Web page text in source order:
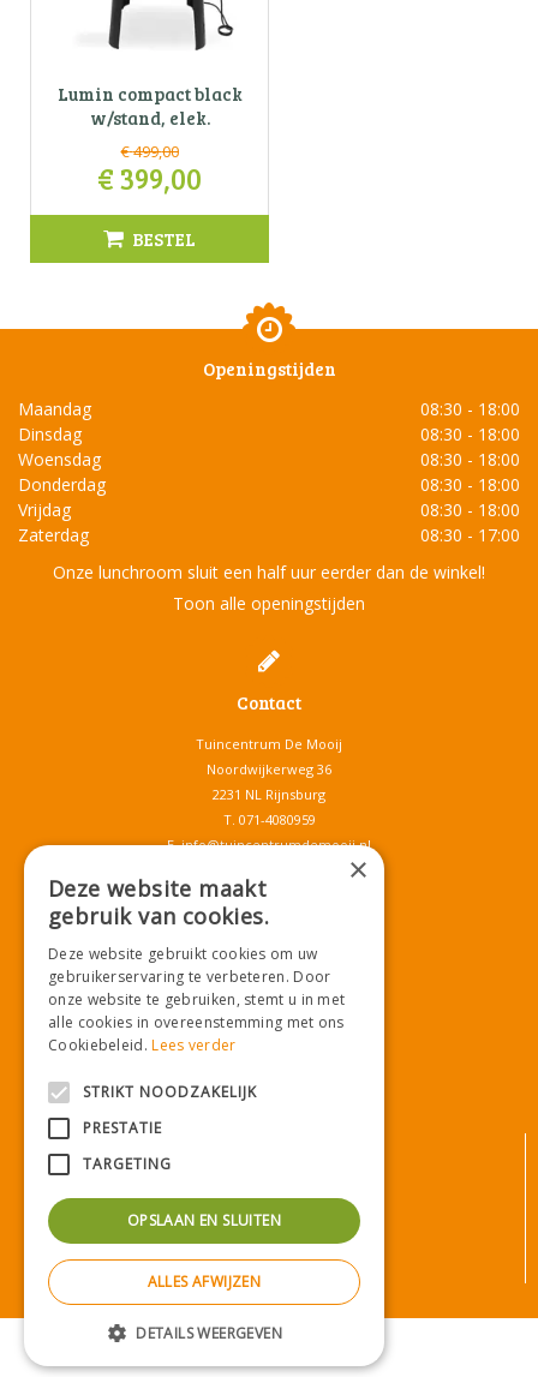
Lumin compact black
w/stand, elek.
€499,00
€399,00
BESTEL
Openingstijden
Maandag
08:30 - 18:00
Dinsdag
08:30 - 18:00
Woensdag
08:30 - 18:00
Donderdag
08:30 - 18:00
Vrijdag
08:30 - 18:00
Zaterdag
08:30 - 17:00
Onze lunchroom sluit een half uur eerder dan de winkel!
Toon alle openingstijden
Contact
Tuincentrum De Mooij
Noordwijkerweg 36
2231 NL Rijnsburg
T. 071-4080959
E.info@tuincentrumdemooij.nl
Download onze App!
Betaalinformatie
Privacy policy
Green Solutions|Tuincentrum Overzicht
×
Deze website maakt
gebruik van cookies.
Deze website gebruikt cookies om uw
gebruikerservaring te verbeteren. Door
onze website te gebruiken, stemt u in met
alle cookies in overeenstemming met ons
Cookiebeleid.Lees verder
STRIKT NOODZAKELIJK
PRESTATIE
TARGETING
OPSLAAN EN SLUITEN
ALLES AFWIJZEN
DETAILS WEERGEVEN